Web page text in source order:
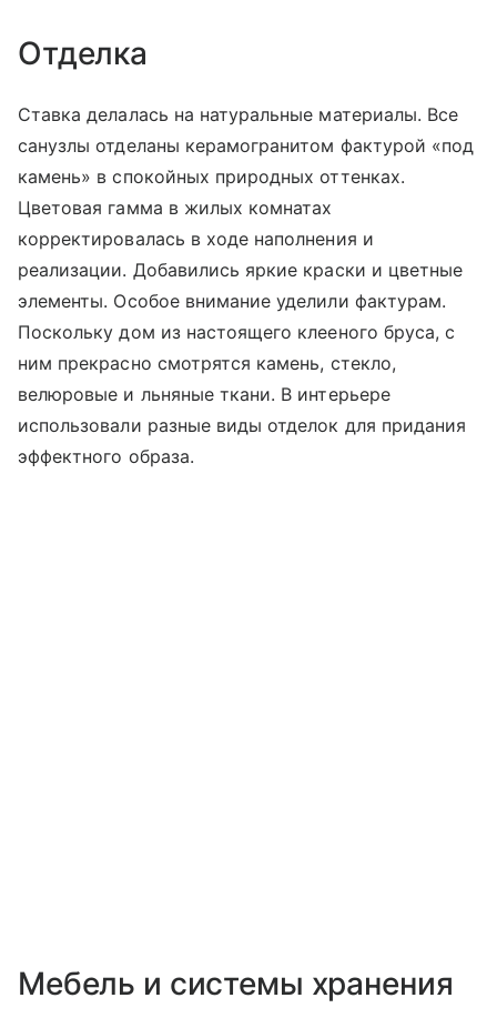
Отделка
Ставка делалась на натуральные материалы. Все
санузлы отделаны керамогранитом фактурой «под
камень» в спокойных природных оттенках.
Цветовая гамма в жилых комнатах
корректировалась в ходе наполнения и
реализации. Добавились яркие краски и цветные
элементы. Особое внимание уделили фактурам.
Поскольку дом из настоящего клееного бруса, с
ним прекрасно смотрятся камень, стекло,
велюровые и льняные ткани. В интерьере
использовали разные виды отделок для придания
эффектного образа.
Мебель и системы хранения